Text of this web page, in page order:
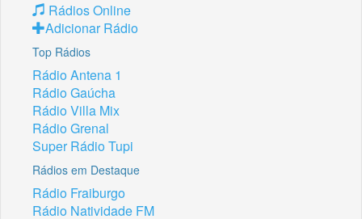
Rádios Online
Adicionar Rádio
Top Rádios
Rádio Antena 1
Rádio Gaúcha
Rádio Villa Mix
Rádio Grenal
Super Rádio Tupi
Rádios em Destaque
Rádio Fraiburgo
Rádio Natividade FM